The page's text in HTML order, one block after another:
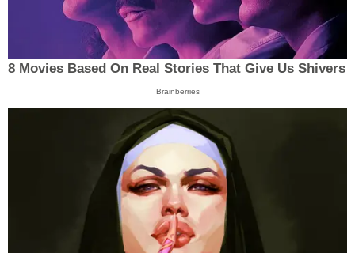
8 Movies Based On Real Stories That Give Us Shivers
Brainberries